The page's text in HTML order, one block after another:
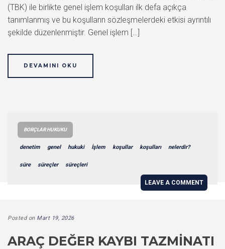
(TBK) ile birlikte genel işlem koşulları ilk defa açıkça
tanımlanmış ve bu koşulların sözleşmelerdeki etkisi ayrıntılı
şekilde düzenlenmiştir. Genel işlem […]
DEVAMINI OKU
BORÇLAR HUKUKU
denetim genel hukuki İşlem koşullar koşulları nelerdir?
süre süreçler süreçleri
LEAVE A COMMENT
Posted on Mart 19, 2026
ARAÇ DEĞER KAYBI TAZMINATI